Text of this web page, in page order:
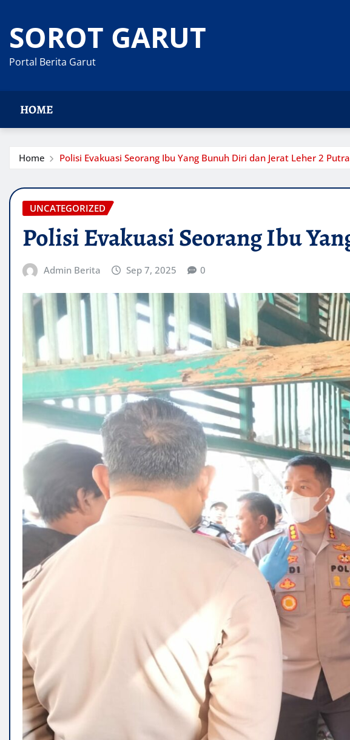
content
SOROT GARUT
Portal Berita Garut
HOME
Home Polisi Evakuasi Seorang Ibu Yang Bunuh Diri dan Jerat Leher 2
UNCATEGORIZED
Polisi Evakuasi Seorang Ibu
Admin Berita Sep 7, 2025 0